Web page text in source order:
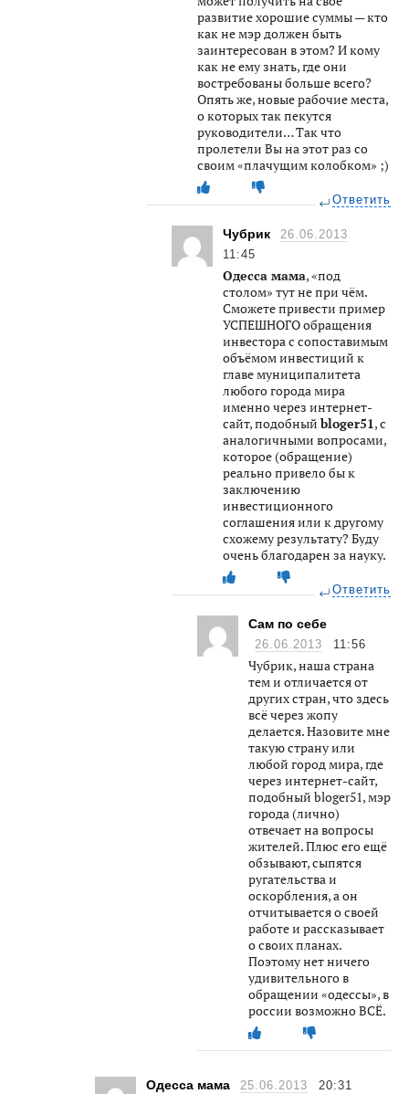
развитие хорошие суммы — кто
как не мэр должен быть
заинтересован в этом? И кому
как не ему знать, где они
востребованы больше всего?
Опять же, новые рабочие места,
о которых так пекутся
руководители… Так что
пролетели Вы на этот раз со
своим «плачущим колобком» ;)
Ответить
Чубрик
26.06.2013
11:45
Одесса мама, «под
столом» тут не при чём.
Сможете привести пример
УСПЕШНОГО обращения
инвестора с сопоставимым
объёмом инвестиций к
главе муниципалитета
любого города мира
именно через интернет-
сайт, подобныйbloger51, с
аналогичными вопросами,
которое (обращение)
реально привело бы к
заключению
инвестиционного
соглашения или к другому
схожему результату? Буду
очень благодарен за науку.
Ответить
Сам по себе
26.06.2013 11:56
Чубрик, наша страна
тем и отличается от
других стран, что здесь
всё через жопу
делается. Назовите мне
такую страну или
любой город мира, где
через интернет-сайт,
подобный bloger51, мэр
города (лично)
отвечает на вопросы
жителей. Плюс его ещё
обзывают, сыпятся
ругательства и
оскорбления, а он
отчитывается о своей
работе и рассказывает
о своих планах.
Поэтому нет ничего
удивительного в
обращении «одессы», в
россии возможно ВСЁ.
Одесса мама 25.06.2013 20:31